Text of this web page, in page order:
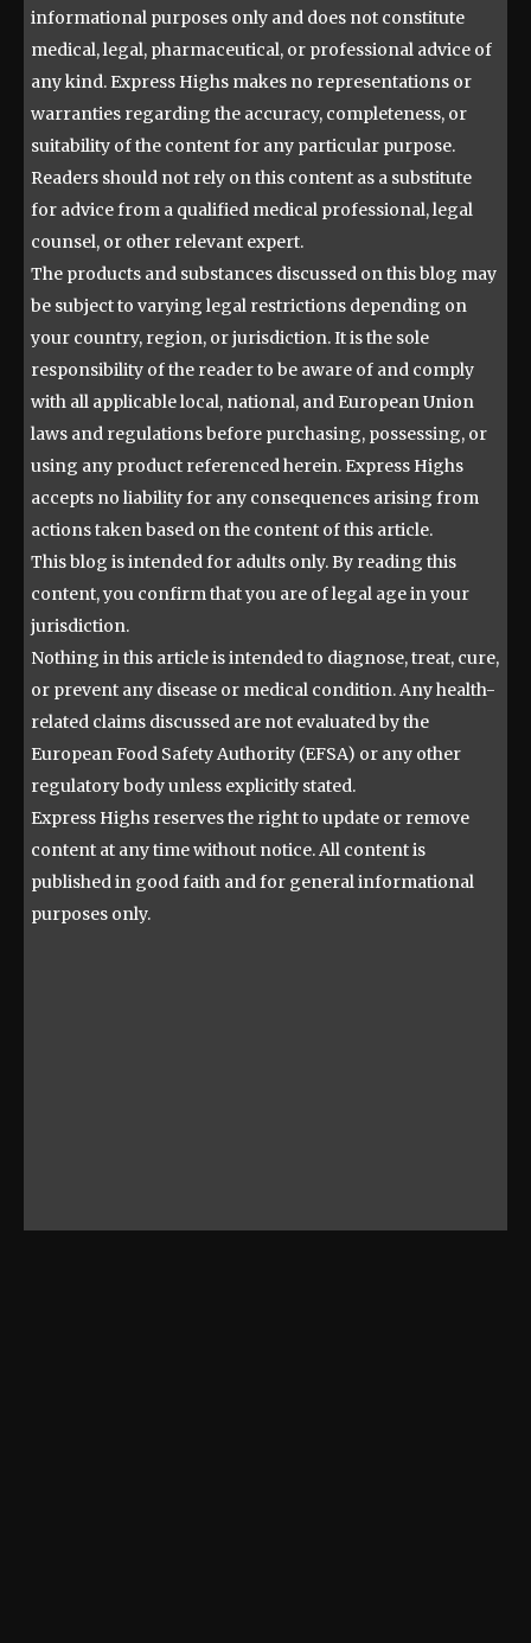
informational purposes only and does not constitute
medical, legal, pharmaceutical, or professional advice of
any kind. Express Highs makes no representations or
warranties regarding the accuracy, completeness, or
suitability of the content for any particular purpose.
Readers should not rely on this content as a substitute
for advice from a qualified medical professional, legal
counsel, or other relevant expert.
The products and substances discussed on this blog may
be subject to varying legal restrictions depending on
your country, region, or jurisdiction. It is the sole
responsibility of the reader to be aware of and comply
with all applicable local, national, and European Union
laws and regulations before purchasing, possessing, or
using any product referenced herein. Express Highs
accepts no liability for any consequences arising from
actions taken based on the content of this article.
This blog is intended for adults only. By reading this
content, you confirm that you are of legal age in your
jurisdiction.
Nothing in this article is intended to diagnose, treat, cure,
or prevent any disease or medical condition. Any health-
related claims discussed are not evaluated by the
European Food Safety Authority (EFSA) or any other
regulatory body unless explicitly stated.
Express Highs reserves the right to update or remove
content at any time without notice. All content is
published in good faith and for general informational
purposes only.